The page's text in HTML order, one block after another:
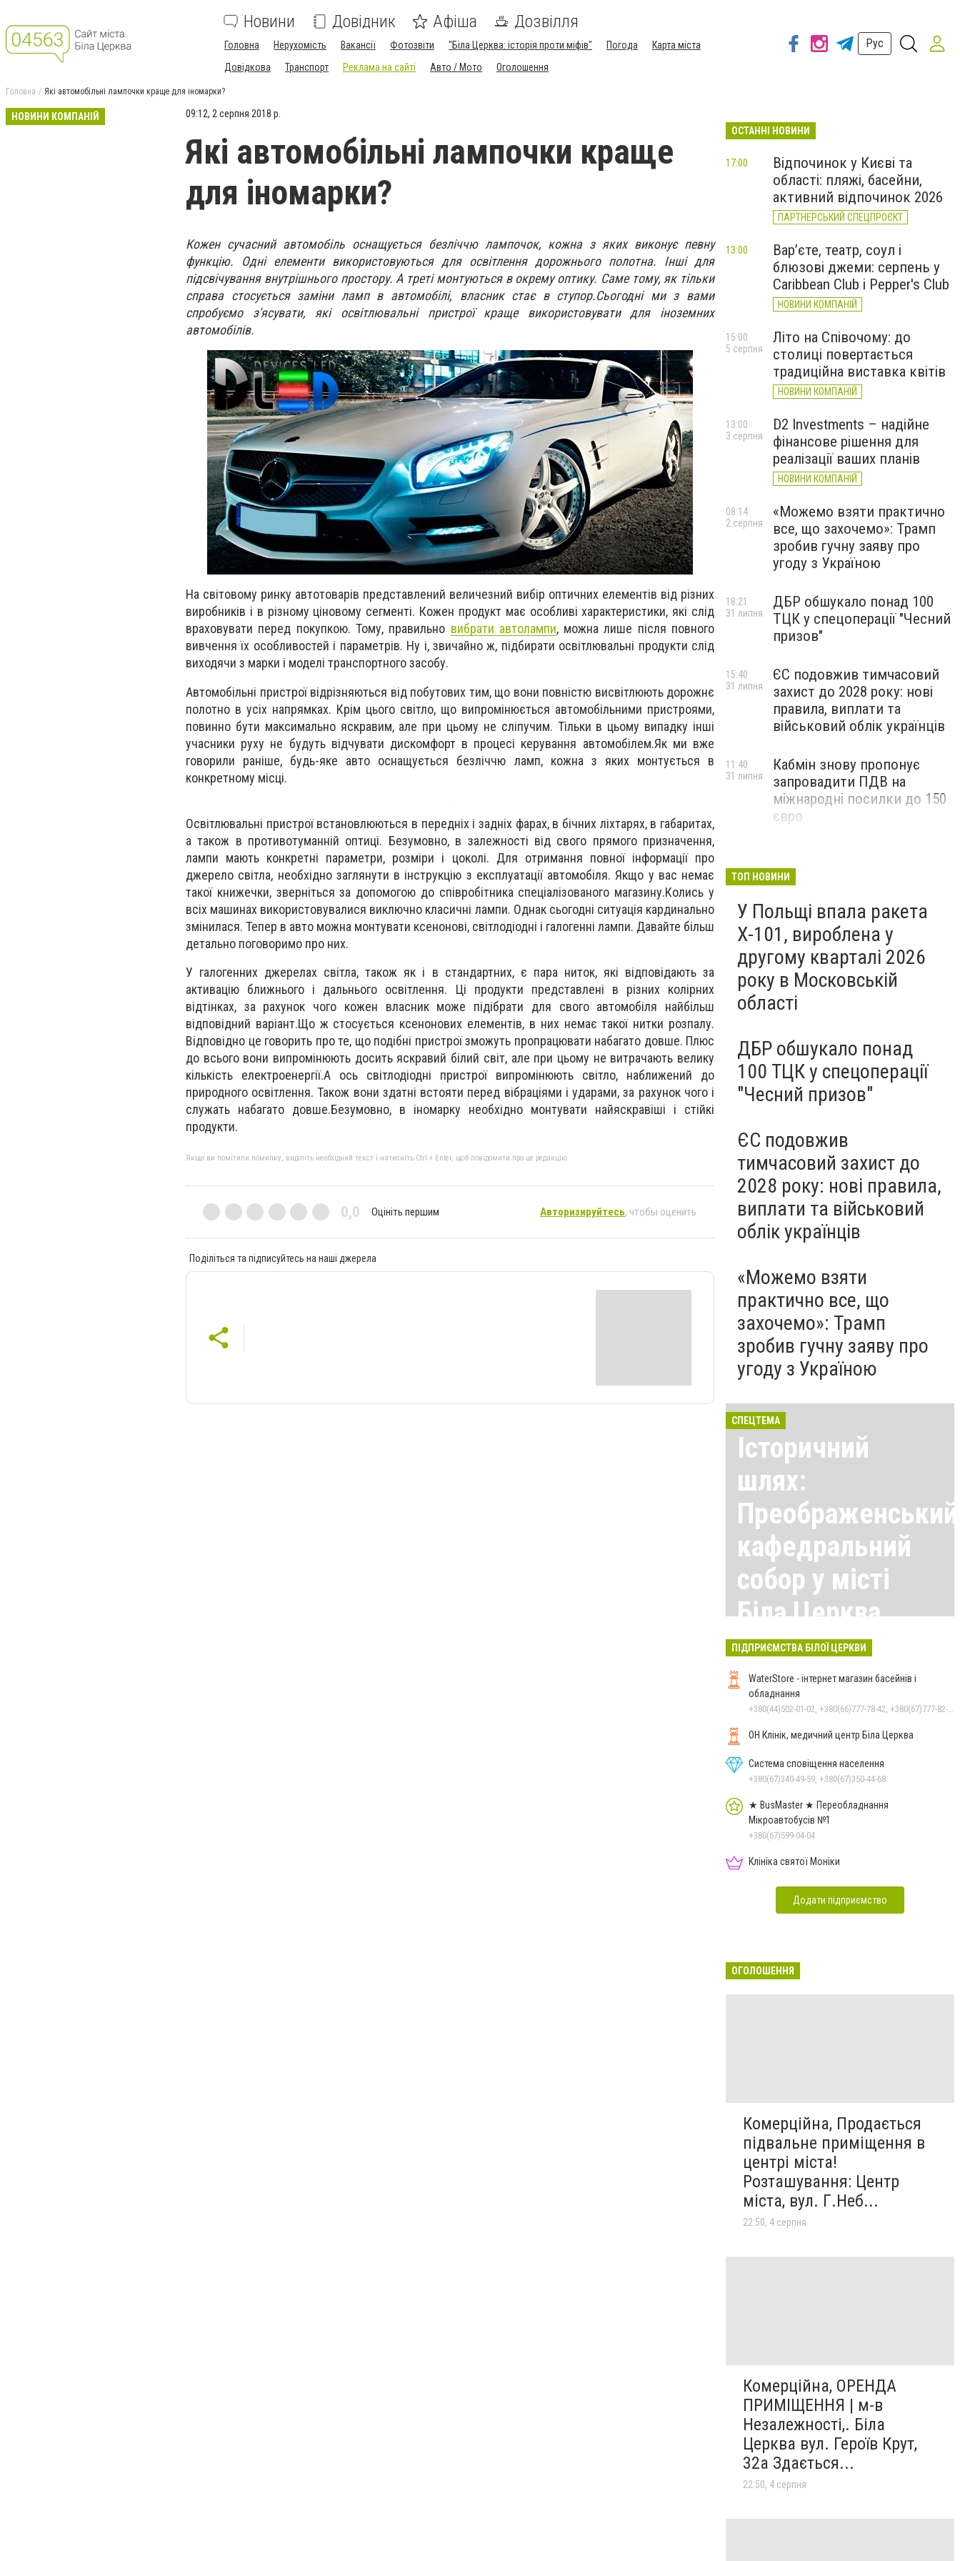
Новини Довідник Афіша Дозвілля
Головна Нерухомість Вакансії Фотозвіти "Біла Церква: історія проти міфів" Погода
Карта міста
Довідкова
Транспорт Реклама на сайті Авто / Мото Оголошення
Рус
Головна Які автомобільні лампочки краще для іномарки?
НОВИНИ КОМПАНІЙ 09:12, 2 серпня 2018 р.
Які автомобільні лампочки краще
для іномарки?
Кожен сучасний автомобіль оснащується безліччю лампочок, кожна з яких виконує певну
функцію. Одні елементи використовуються для освітлення дорожнього полотна. Інші для
підсвічування внутрішнього простору. А треті монтуються в окрему оптику. Саме тому, як тільки
справа стосується заміни ламп в автомобілі, власник стає в ступор.Сьогодні ми з вами
спробуємо з'ясувати, які освітлювальні пристрої краще використовувати для іноземних
автомобілів.
На світовому ринку автотоварів представлений величезний вибір оптичних елементів від різних
виробників і в різному ціновому сегменті. Кожен продукт має особливі характеристики, які слід
враховувати перед покупкою. Тому, правильно вибрати автолампи, можна лише після повного
вивчення їх особливостей і параметрів. Ну і, звичайно ж, підбирати освітлювальні продукти слід
виходячи з марки і моделі транспортного засобу.
Автомобільні пристрої відрізняються від побутових тим, що вони повністю висвітлюють дорожнє
полотно в усіх напрямках. Крім цього світло, що випромінюється автомобільними пристроями,
повинно бути максимально яскравим, але при цьому не сліпучим. Тільки в цьому випадку інші
учасники руху не будуть відчувати дискомфорт в процесі керування автомобілем.Як ми вже
говорили раніше, будь-яке авто оснащується безліччю ламп, кожна з яких монтується в
конкретному місці.
Освітлювальні пристрої встановлюються в передніх і задніх фарах, в бічних ліхтарях, в габаритах,
а також в противотуманній оптиці. Безумовно, в залежності від свого прямого призначення,
лампи мають конкретні параметри, розміри і цоколі. Для отримання повної інформації про
джерело світла, необхідно заглянути в інструкцію з експлуатації автомобіля. Якщо у вас немає
такої книжечки, зверніться за допомогою до співробітника спеціалізованого магазину.Колись у
всіх машинах використовувалися виключно класичні лампи. Однак сьогодні ситуація кардинально
змінилася. Тепер в авто можна монтувати ксенонові, світлодіодні і галогенні лампи. Давайте більш
детально поговоримо про них.
У галогенних джерелах світла, також як і в стандартних, є пара ниток, які відповідають за
активацію ближнього і дальнього освітлення. Ці продукти представлені в різних колірних
відтінках, за рахунок чого кожен власник може підібрати для свого автомобіля найбільш
відповідний варіант.Що ж стосується ксенонових елементів, в них немає такої нитки розпалу.
Відповідно це говорить про те, що подібні пристрої зможуть пропрацювати набагато довше. Плюс
до всього вони випромінюють досить яскравий білий світ, але при цьому не витрачають велику
кількість електроенергії.А ось світлодіодні пристрої випромінюють світло, наближений до
природного освітлення. Також вони здатні встояти перед вібраціями і ударами, за рахунок чого і
служать набагато довше.Безумовно, в іномарку необхідно монтувати найяскравіші і стійкі
продукти.
Якщо ви помітили помилку, виділіть необхідний текст і натисніть Ctrl + Enter, щоб повідомити про це редакцію
0,0 Оцініть першим Авторизируйтесь, чтобы оценить
Поділіться та підписуйтесь на наші джерела
ОСТАННІ НОВИНИ
Відпочинок у Києві та
області: пляжі, басейни,
активний відпочинок 2026
ПАРТНЕРСЬКИЙ СПЕЦПРОЄКТ
17:00
Вар’єте, театр, соул і
блюзові джеми: серпень у
Caribbean Club і Pepper's Club
НОВИНИ КОМПАНІЙ
13:00
Літо на Співочому: до
столиці повертається
традиційна виставка квітів
НОВИНИ КОМПАНІЙ
15:00
5 серпня
D2 Investments – надійне
фінансове рішення для
реалізації ваших планів
НОВИНИ КОМПАНІЙ
13:00
3 серпня
«Можемо взяти практично
все, що захочемо»: Трамп
зробив гучну заяву про
угоду з Україною
08:14
2 серпня
ДБР обшукало понад 100
ТЦК у спецоперації "Чесний
призов"
18:21
31 липня
ЄС подовжив тимчасовий
захист до 2028 року: нові
правила, виплати та
військовий облік українців
15:40
31 липня
Кабмін знову пропонує
запровадити ПДВ на
міжнародні посилки до 150
євро
11:40
31 липня
ТОП НОВИНИ
У Польщі впала ракета
Х-101, вироблена у
другому кварталі 2026
року в Московській
області
ДБР обшукало понад
100 ТЦК у спецоперації
"Чесний призов"
ЄС подовжив
тимчасовий захист до
2028 року: нові правила,
виплати та військовий
облік українців
«Можемо взяти
практично все, що
захочемо»: Трамп
зробив гучну заяву про
угоду з Україною
СПЕЦТЕМА
Історичний
шлях:
Преображенський
кафедральний
собор у місті
Біла Церква
Всі матеріали тут
ПІДПРИЄМСТВА БІЛОЇ ЦЕРКВИ
WaterStore - інтернет магазин басейнів і
обладнання
ОН Клінік, медичний центр Біла Церква
Система сповіщення населення
+380(67)340-49-59, +380(67)350-44-68
★ BusMaster ★ Переобладнання
Мікроавтобусів №1
+380(67)599-04-04
Клініка святої Моніки
Додати підприємство
ОГОЛОШЕННЯ
Комерційна, Продається
підвальне приміщення в
центрі міста!
Розташування: Центр
міста, вул. Г.Неб...
22:50, 4 серпня
Комерційна, ОРЕНДА
ПРИМІЩЕННЯ | м-в
Незалежності,. Біла
Церква вул. Героїв Крут,
32а Здається...
22:50, 4 серпня